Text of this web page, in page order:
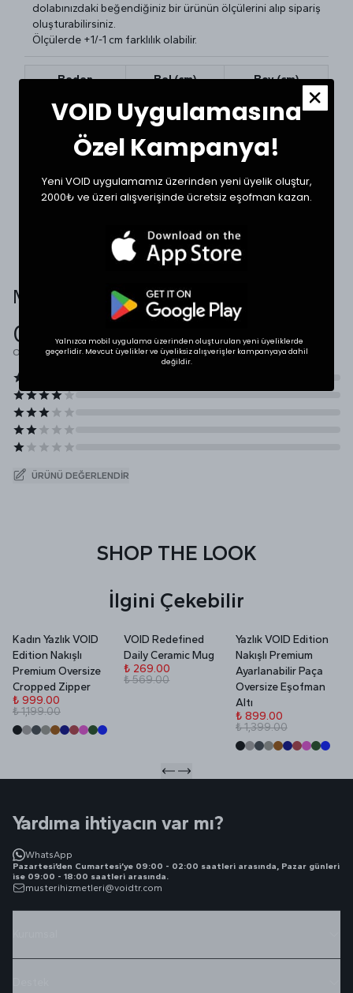
dolabınızdaki beğendiğiniz bir ürünün ölçülerini alıp sipariş
oluşturabilirsiniz.
Ölçülerde +1/-1 cm farklılık olabilir.
Beden Bel (cm) Boy (cm)
Small 33 106
Medium 107
XLarge 39 109
Müşteri Yorumları
0.0
Ortalama Puan
ÜRÜNÜ DEĞERLENDIR
SHOP THE LOOK
İlgini Çekebilir
Kadın Yazlık VOID
Edition Nakışlı
Premium Oversize
Cropped Zipper
₺ 999.00
₺ 1,199.00
VOID Redefined
Daily Ceramic Mug
₺ 269.00
₺ 569.00
Yazlık VOID Edition
Nakışlı Premium
Ayarlanabilir Paça
Oversize Eşofman
Altı
₺ 899.00
₺ 1,399.00
Yardıma ihtiyacın var mı?
WhatsApp
Pazartesi’den Cumartesi’ye 09:00 - 02:00 saatleri arasında, Pazar günleri
ise 09:00 - 18:00 saatleri arasında.
musterihizmetleri@voidtr.com
VOID Uygulamasına
Özel Kampanya!
Yeni VOID uygulamamız üzerinden yeni üyelik oluştur,
2000₺ ve üzeri alışverişinde ücretsiz eşofman kazan.
Yalnızca mobil uygulama üzerinden oluşturulan yeni üyeliklerde
geçerlidir. Mevcut üyelikler ve üyeliksiz alışverişler kampanyaya dahil
değildir.